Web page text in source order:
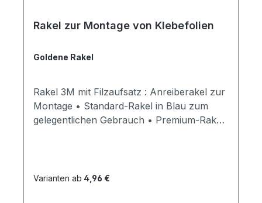
Rakel zur Montage von Klebefolien
Goldene Rakel
Rakel 3M mit Filzaufsatz : Anreiberakel zur
Montage • Standard-Rakel in Blau zum
gelegentlichen Gebrauch • Premium-Rakel
Übertragungsfolie • Filzaufsatz verhindert
Varianten ab 4,96 €